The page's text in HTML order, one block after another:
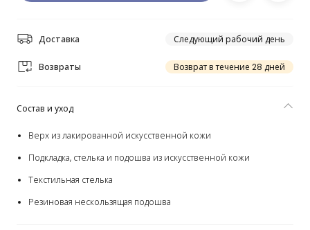
Доставка Следующий рабочий день
Возвраты Возврат в течение 28 дней
Состав и уход
Верх из лакированной искусственной кожи
Подкладка, стелька и подошва из искусственной кожи
Текстильная стелька
Резиновая нескользящая подошва